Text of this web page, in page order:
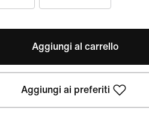
Aggiungi al carrello
Aggiungi ai preferiti